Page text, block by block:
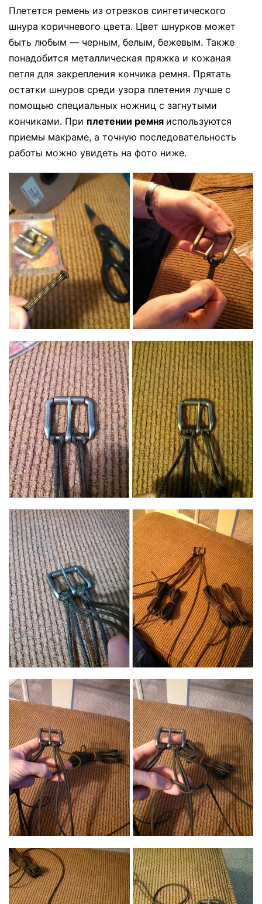
Плетется ремень из отрезков синтетического
шнура коричневого цвета. Цвет шнурков может
быть любым — черным, белым, бежевым. Также
понадобится металлическая пряжка и кожаная
петля для закрепления кончика ремня. Прятать
остатки шнуров среди узора плетения лучше с
помощью специальных ножниц с загнутыми
кончиками. При плетении ремня используются
приемы макраме, а точную последовательность
работы можно увидеть на фото ниже.